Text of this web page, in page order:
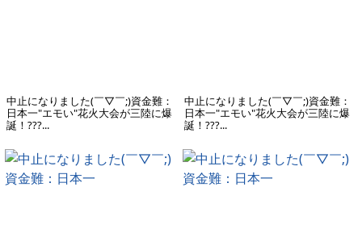
中止になりました(￣▽￣;)資金難：
日本一"エモい"花火大会が三陸に爆
誕！???...
中止になりました(￣▽￣;)資金難：
日本一"エモい"花火大会が三陸に爆
誕！???...